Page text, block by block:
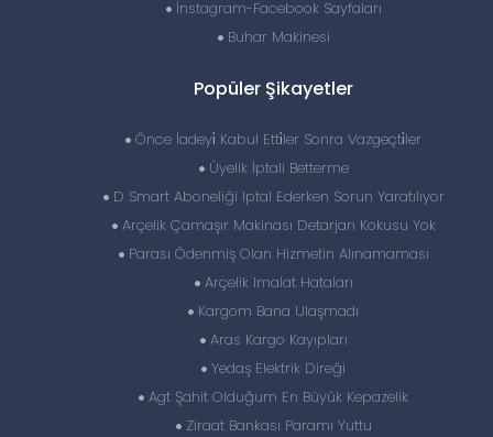
İnstagram-Facebook Sayfaları
Buhar Makinesi
Popüler Şikayetler
Önce İadeyi̇ Kabul Etti̇ler Sonra Vazgeçti̇ler
Üyelik İptali Betterme
D Smart Aboneliği Iptal Ederken Sorun Yaratılıyor
Arçelik Çamaşır Makinası Detarjan Kokusu Yok
Parası Ödenmiş Olan Hizmetin Alınamaması
Arçelik Imalat Hataları
Kargom Bana Ulaşmadı
Aras Kargo Kayıpları
Yedaş Elektrik Direği
Agt Şahit Olduğum En Büyük Kepazelik
Ziraat Bankası Paramı Yuttu